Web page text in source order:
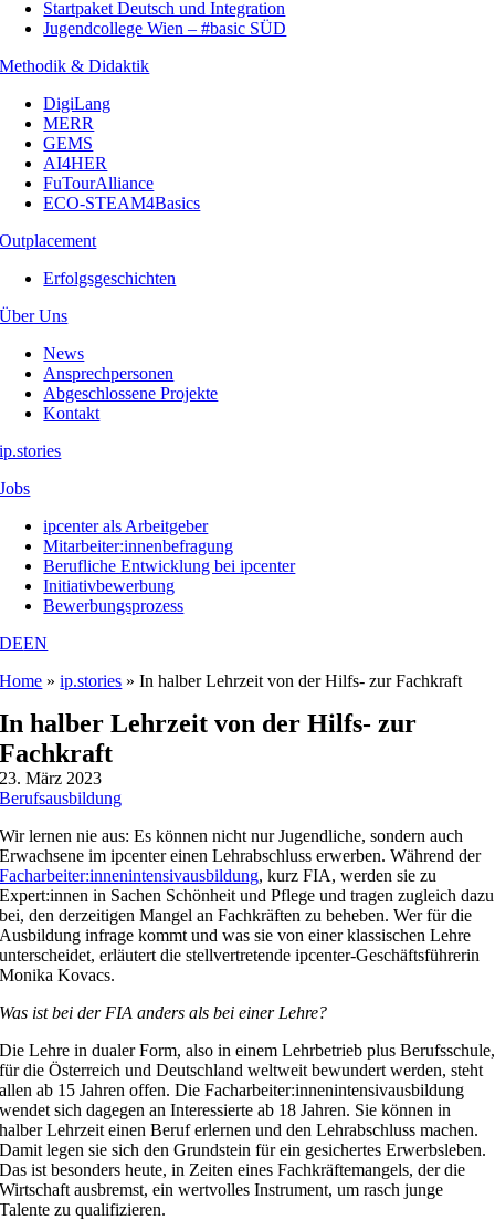
Startpaket Deutsch und Integration
Jugendcollege Wien – #basic SÜD
Methodik & Didaktik
DigiLang
MERR
GEMS
AI4HER
FuTourAlliance
ECO-STEAM4Basics
Outplacement
Erfolgsgeschichten
Über Uns
News
Ansprechpersonen
Abgeschlossene Projekte
Kontakt
ip.stories
Jobs
ipcenter als Arbeitgeber
Mitarbeiter:innenbefragung
Berufliche Entwicklung bei ipcenter
Initiativbewerbung
Bewerbungsprozess
DEEN
Home »ip.stories »In halber Lehrzeit von der Hilfs- zur Fachkraft
In halber Lehrzeit von der Hilfs- zur
Fachkraft
23. März 2023
Berufsausbildung
Wir lernen nie aus: Es können nicht nur Jugendliche, sondern auch
Erwachsene im ipcenter einen Lehrabschluss erwerben. Während der
Facharbeiter:innenintensivausbildung, kurz FIA, werden sie zu
Expert:innen in Sachen Schönheit und Pflege und tragen zugleich dazu
bei, den derzeitigen Mangel an Fachkräften zu beheben. Wer für die
Ausbildung infrage kommt und was sie von einer klassischen Lehre
unterscheidet, erläutert die stellvertretende ipcenter-Geschäftsführerin
Monika Kovacs.
Was ist bei der FIA anders als bei einer Lehre?
Die Lehre in dualer Form, also in einem Lehrbetrieb plus Berufsschule,
für die Österreich und Deutschland weltweit bewundert werden, steht
allen ab 15 Jahren offen. Die Facharbeiter:innenintensivausbildung
wendet sich dagegen an Interessierte ab 18 Jahren. Sie können in
halber Lehrzeit einen Beruf erlernen und den Lehrabschluss machen.
Damit legen sie sich den Grundstein für ein gesichertes Erwerbsleben.
Das ist besonders heute, in Zeiten eines Fachkräftemangels, der die
Wirtschaft ausbremst, ein wertvolles Instrument, um rasch junge
Talente zu qualifizieren.